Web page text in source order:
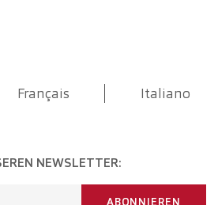
Français Italiano
NEWSLETTER:
ABONNIEREN